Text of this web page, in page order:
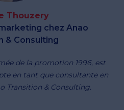
Thouzery
chez Anao
& Consulting
de la promotion 1996, est
en tant que consultante en
Transition & Consulting.